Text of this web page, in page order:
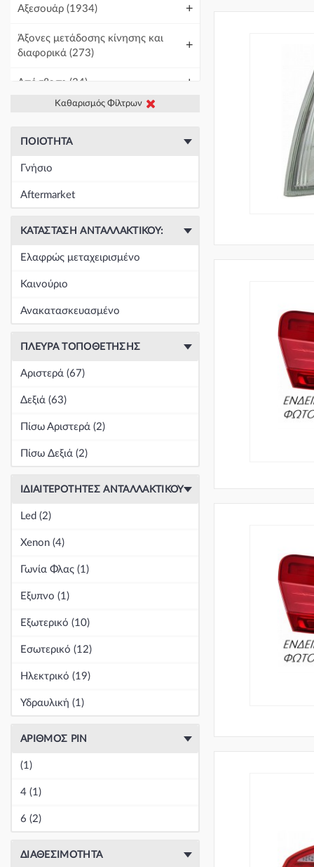
Αξεσουάρ (1934) +
Άξονες μετάδοσης κίνησης και
διαφορικά (273)
+
Απόσβεση (34) +
Γραμμές και σωλήνες +
Γρύλοι-Διακόπτες & Αμορτισέρ
Ζάντες & Λάστιχα (293)
Ηχος-Εικόνα-GPS
Καθαρισμός τζαμιών
Καθρέπτης & Εξαρτήματα
Κεντρική
Κεντρική(0)
Κεντρική(0)
Κεντρική(0)
Κεντρική(0)
Κεντρική
Καθαρισμός Φίλτρων
ΠΟΙΌΤΗΤΑ
Γνήσιο
Aftermarket
ΚΑΤΆΣΤΑΣΗ ΑΝΤΑΛΛΑΚΤΙΚΟΎ:
Ελαφρώς μεταχειρισμένο
Καινούριο
Ανακατασκευασμένο
ΠΛΕΥΡΆ ΤΟΠΟΘΈΤΗΣΗΣ
Αριστερά (67)
Δεξιά (63)
Πίσω Αριστερά (2)
Πίσω Δεξιά (2)
ΙΔΙΑΙΤΕΡΌΤΗΤΕΣ ΑΝΤΑΛΛΑΚΤΙΚΟΎ
Led (2)
Xenon (4)
Γωνία Φλας (1)
Εξυπνο (1)
Εξωτερικό (10)
Εσωτερικό (12)
Ηλεκτρικό (19)
Υδραυλική (1)
ΑΡΙΘΜΌΣ PIN
(1)
4 (1)
6 (2)
ΔΙΑΘΕΣΙΜΌΤΗΤΑ